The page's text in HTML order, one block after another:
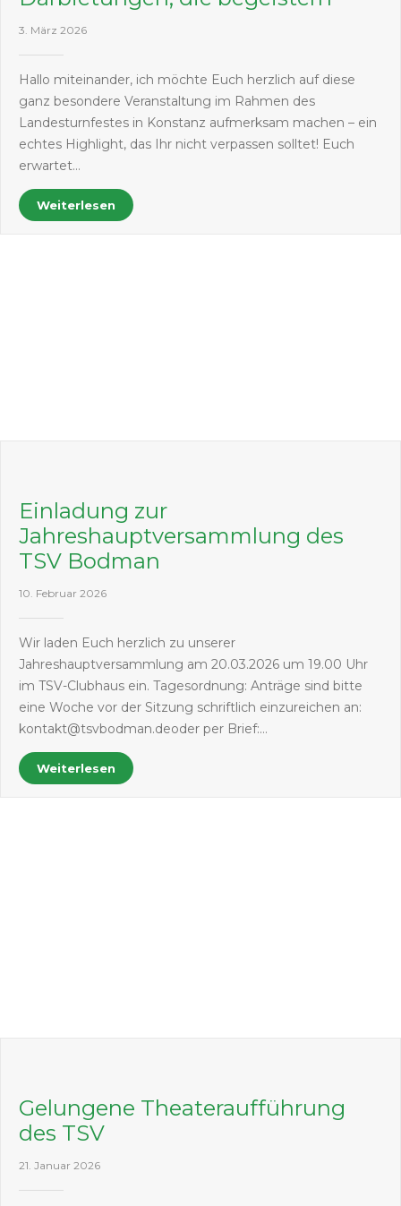
3. März 2026
Hallo miteinander, ich möchte Euch herzlich auf diese
ganz besondere Veranstaltung im Rahmen des
Landesturnfestes in Konstanz aufmerksam machen – ein
echtes Highlight, das Ihr nicht verpassen solltet! Euch
erwartet…
Weiterlesen
Einladung zur
Jahreshauptversammlung des
TSV Bodman
10. Februar 2026
Wir laden Euch herzlich zu unserer
Jahreshauptversammlung am 20.03.2026 um 19.00 Uhr
im TSV-Clubhaus ein. Tagesordnung: Anträge sind bitte
eine Woche vor der Sitzung schriftlich einzureichen an:
kontakt@tsvbodman.deoder per Brief:…
Weiterlesen
Gelungene Theateraufführung
des TSV
21. Januar 2026